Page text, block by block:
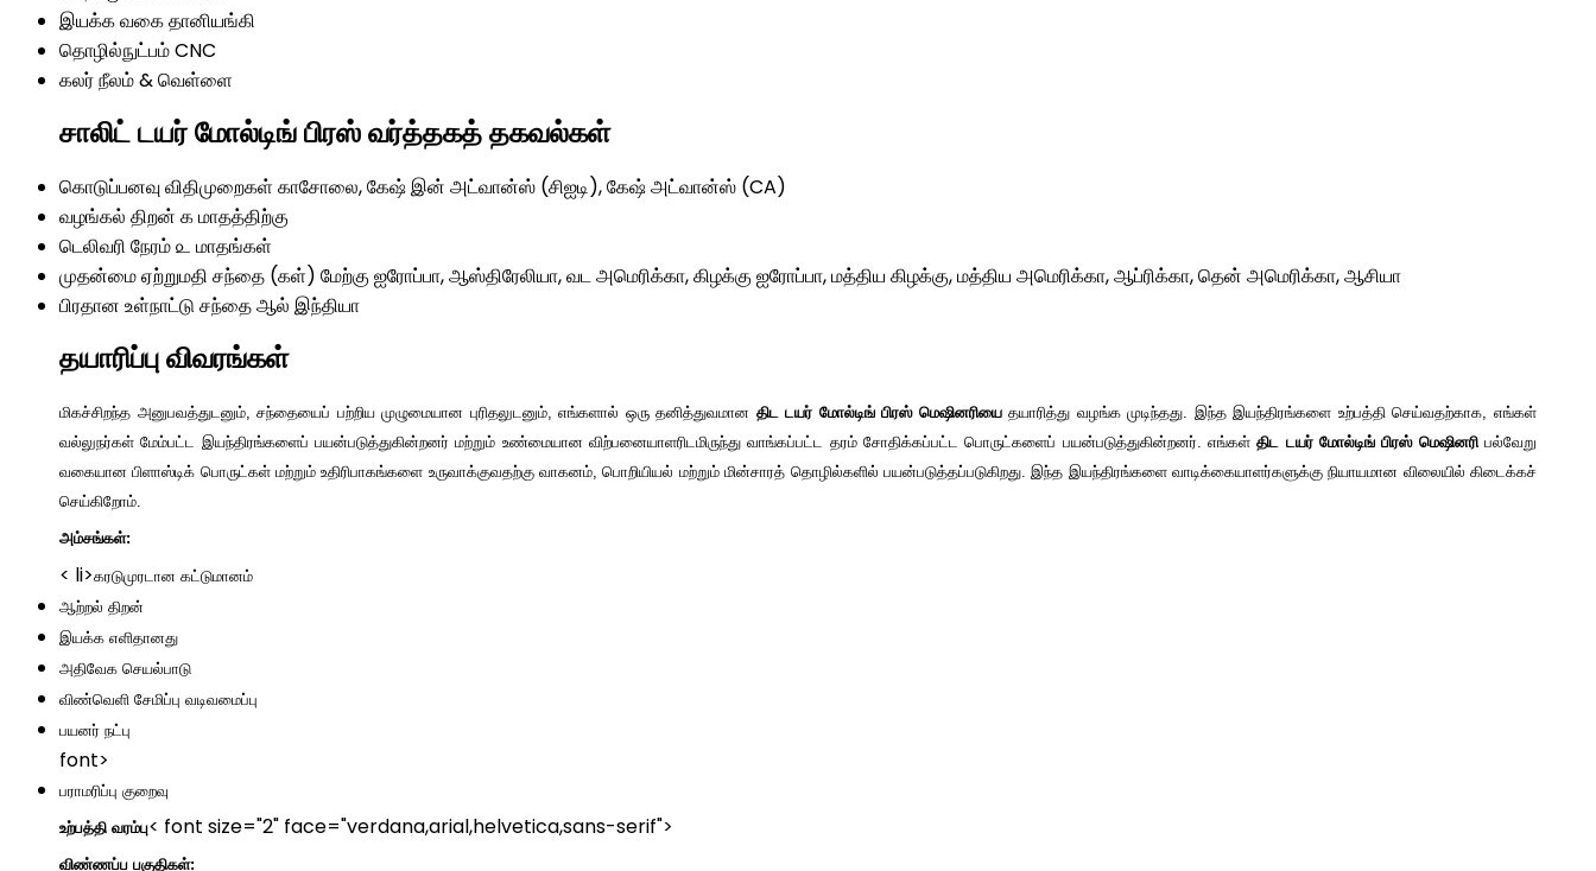
இயக்க வகைதானியங்கி
தொழில்நுட்பம்CNC
கலர்நீலம் & வெள்ளை
சாலிட் டயர் மோல்டிங் பிரஸ் வர்த்தகத் தகவல்கள்
கொடுப்பனவு விதிமுறைகள் காசோலை, கேஷ் இன் அட்வான்ஸ் (சிஐடி), கேஷ் அட்வான்ஸ் (CA)
வழங்கல் திறன் ௧ மாதத்திற்கு
டெலிவரி நேரம்௨ மாதங்கள்
முதன்மை ஏற்றுமதி சந்தை (கள்) மேற்கு ஐரோப்பா, ஆஸ்திரேலியா, வட அமெரிக்கா, கிழக்கு ஐரோப்பா, மத்திய கிழக்கு, மத்திய அமெரிக்கா, ஆப்ரிக்கா, தென் அமெரிக்கா, ஆசியா
பிரதான உள்நாட்டு சந்தைஆல் இந்தியா
தயாரிப்பு விவரங்கள்
மிகச்சிறந்த அனுபவத்துடனும், சந்தையைப் பற்றிய முழுமையான புரிதலுடனும், எங்களால் ஒரு தனித்துவமான திட டயர் மோல்டிங் பிரஸ் மெஷினரியைதயாரித்து வழங்க முடிந்தது. இந்த இயந்திரங்களை உற்பத்தி செய்வதற்காக, எங்கள்
வல்லுநர்கள் மேம்பட்ட இயந்திரங்களைப் பயன்படுத்துகின்றனர் மற்றும் உண்மையான விற்பனையாளரிடமிருந்து வாங்கப்பட்ட தரம் சோதிக்கப்பட்ட பொருட்களைப் பயன்படுத்துகின்றனர். எங்கள்திட டயர் மோல்டிங் பிரஸ் மெஷினரிபல்வேறு
வகையான பிளாஸ்டிக் பொருட்கள் மற்றும் உதிரிபாகங்களை உருவாக்குவதற்கு வாகனம், பொறியியல் மற்றும் மின்சாரத் தொழில்களில் பயன்படுத்தப்படுகிறது. இந்த இயந்திரங்களை வாடிக்கையாளர்களுக்கு நியாயமான விலையில் கிடைக்கச்
செய்கிறோம்.
அம்சங்கள்:
< li>கரடுமுரடான கட்டுமானம்
ஆற்றல் திறன்
இயக்க எளிதானது
அதிவேக செயல்பாடு
விண்வெளி சேமிப்பு வடிவமைப்பு
பயனர் நட்பு
font>
பராமரிப்பு குறைவு
உற்பத்தி வரம்பு< font size="2" face="verdana,arial,helvetica,sans-serif">
விண்ணப்ப பகுதிகள்: